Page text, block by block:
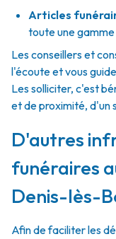
Articles
toute une
Les conseillers et
l'écoute et vous
Les solliciter, c'est
et de proximité, d'un
D'autres
funéraires
Denis-lès-
Afin de faciliter les